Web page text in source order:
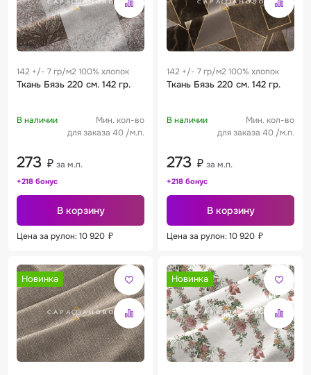
142 +/- 7 гр/м2 100% хлопок
Ткань Бязь 220 см. 142 гр.
В наличии
Мин. кол-во
для заказа 40 /м.п.
273 ₽ за м.п.
+218 бонус
В корзину
Цена за рулон: 10 920 ₽
142 +/- 7 гр/м2 100% хлопок
Ткань Бязь 220 см. 142 гр.
В наличии
Мин. кол-во
для заказа 40 /м.п.
273 ₽ за м.п.
+218 бонус
В корзину
Цена за рулон: 10 920 ₽
Новинка Новинка